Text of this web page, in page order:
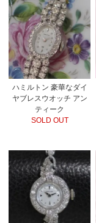
ハミルトン 豪華なダイ
ヤブレスウオッチ アン
ティーク
SOLD OUT